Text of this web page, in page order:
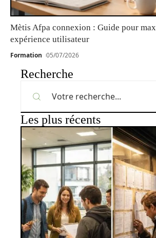
Mètis Afpa connexion : Guide pour
expérience utilisateur
Formation 05/07/2026
Recherche
Les plus récents